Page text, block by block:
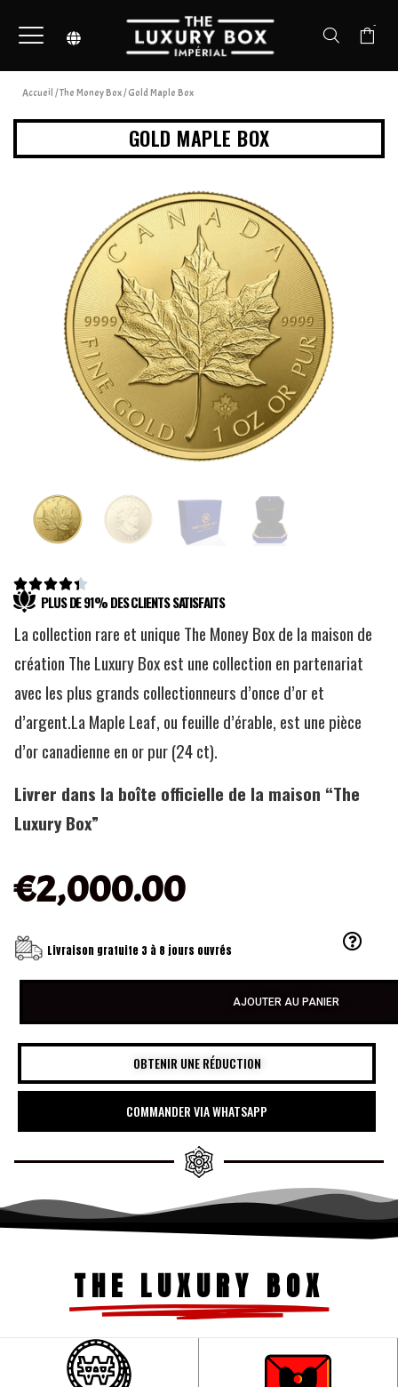
-
Accueil /The Money Box/ Gold Maple Box
GOLD MAPLE BOX

PLUS DE 91% DES CLIENTS SATISFAITS
La collection rare et unique The Money Box de la maison de
création The Luxury Box est une collection en partenariat
avec les plus grands collectionneurs d’once d’or et
d’argent.La Maple Leaf, ou feuille d’érable, est une pièce
d’or canadienne en or pur (24 ct).
Livrer dans la boîte officielle de la maison “The
Luxury Box”
€2,000.00
Livraison gratuite 3 à 8 jours ouvrés
AJOUTER AU PANIER
OBTENIR UNE RÉDUCTION
COMMANDER VIA WHATSAPP
THE LUXURY BOX